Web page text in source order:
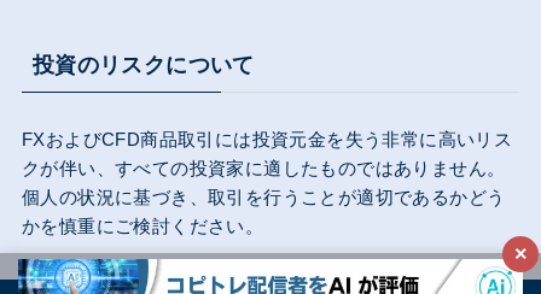
×
投資のリスクについて
FXおよびCFD商品取引には投資元金を失う非常に高いリス
クが伴い、すべての投資家に適したものではありません。
個人の状況に基づき、取引を行うことが適切であるかどう
かを慎重にご検討ください。